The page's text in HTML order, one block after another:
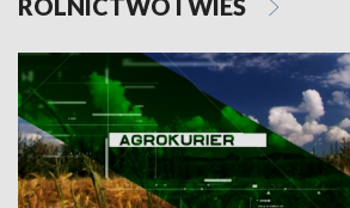
ROLNICTWO I WIEŚ